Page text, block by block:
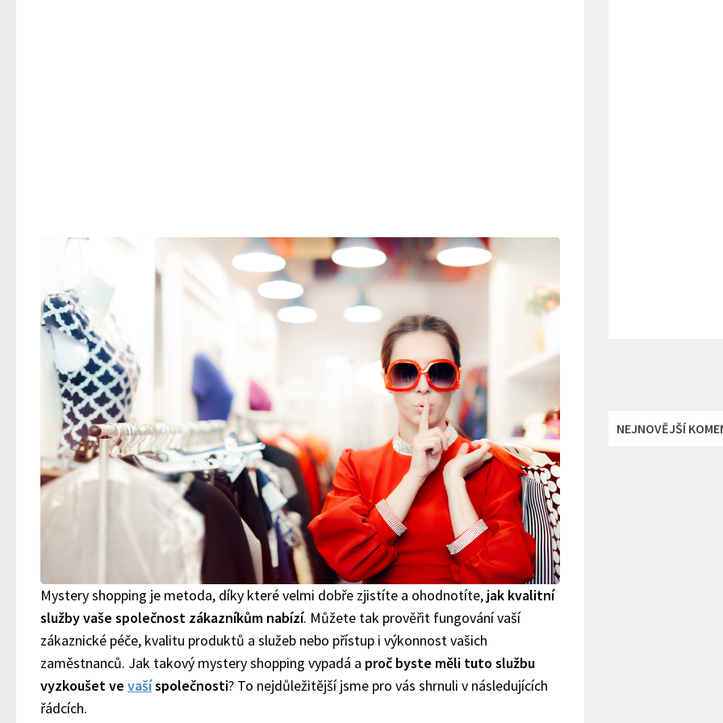
Mystery shopping je metoda, díky které velmi dobře zjistíte a ohodnotíte, jak kvalitní
služby vaše společnost zákazníkům nabízí. Můžete tak prověřit fungování vaší
zákaznické péče, kvalitu produktů a služeb nebo přístup i výkonnost vašich
zaměstnanců. Jak takový mystery shopping vypadá a proč byste měli tuto službu
vyzkoušet ve vašíspolečnosti? To nejdůležitější jsme pro vás shrnuli v následujících
řádcích.
NEJNOVĚJŠÍ